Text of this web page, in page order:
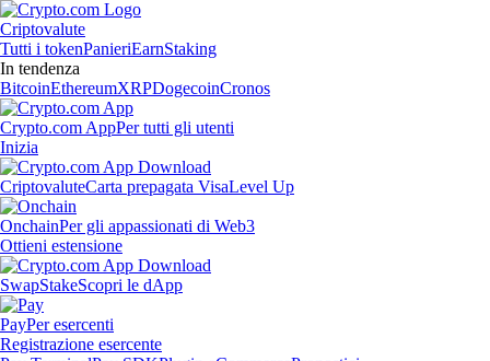
Criptovalute
Tutti i tokenPanieriEarnStaking
In tendenza
BitcoinEthereumXRPDogecoinCronos
Crypto.com AppPer tutti gli utenti
Inizia
CriptovaluteCarta prepagata VisaLevel Up
OnchainPer gli appassionati di Web3
Ottieni estensione
SwapStakeScopri le dApp
PayPer esercenti
Registrazione esercente